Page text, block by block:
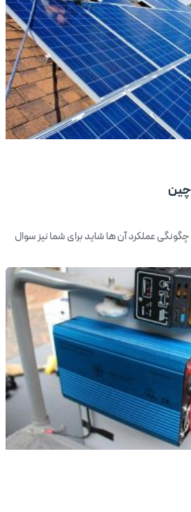
چین
عملکرد آن ها شاید برای شما نیز سوال